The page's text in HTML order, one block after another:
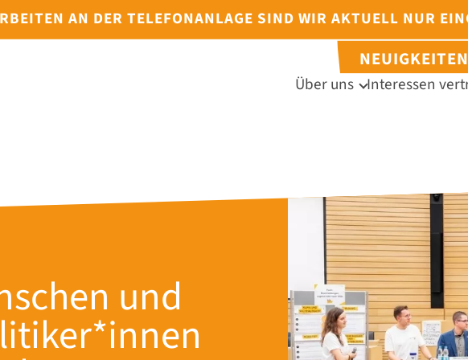
AN DER TELEFONANLAGE SIND WIR AKTUELL NUR
NEUIGKEITEN
Über uns Interessen
und